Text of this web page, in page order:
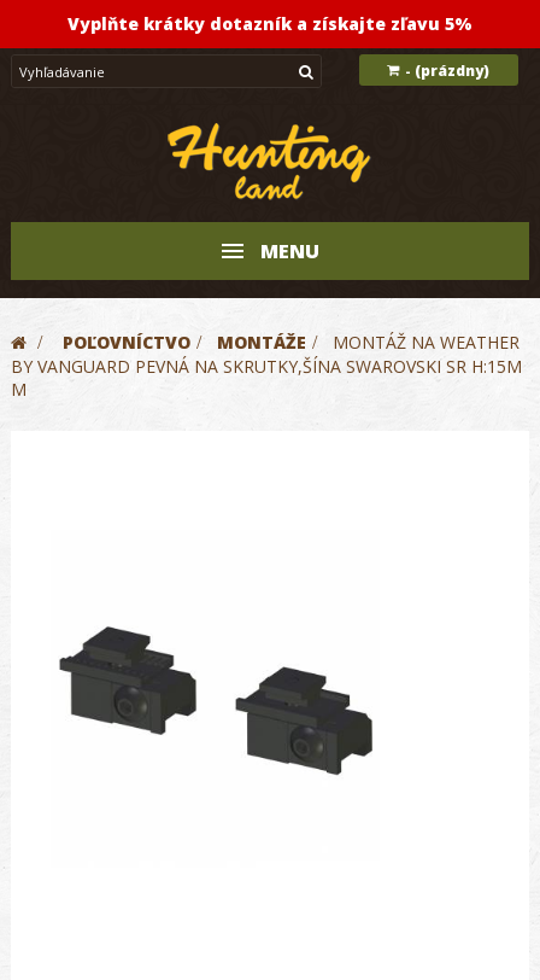
Vyplňte krátky dotazník a získajte zľavu 5%
- (prázdny)
MENU
> POĽOVNÍCTVO > MONTÁŽE >
MONTÁŽ NA WEATHER
BY VANGUARD PEVNÁ NA SKRUTKY,ŠÍNA SWAROVSKI SR H:15M
M